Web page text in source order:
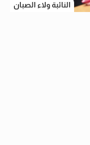
النائبة ولاء الصبان